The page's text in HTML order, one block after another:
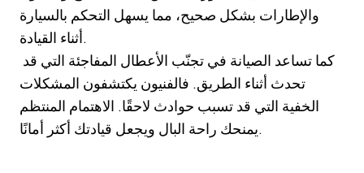
والإطارات بشكل صحيح، مما يسهل التحكم بالسيارة
أثناء القيادة.
تحدث أثناء الطريق. فالفنيون يكتشفون المشكلات
الخفية التي قد تسبب حوادث لاحقًا. الاهتمام المنتظم
يمنحك راحة البال ويجعل قيادتك أكثر أمانًا.